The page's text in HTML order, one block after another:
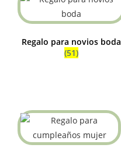
Regalo para novios boda
(51)